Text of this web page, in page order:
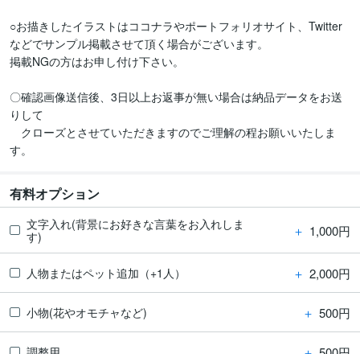
○お描きしたイラストはココナラやポートフォリオサイト、Twitter
などでサンプル掲載させて頂く場合がございます。
掲載NGの方はお申し付け下さい。
〇確認画像送信後、3日以上お返事が無い場合は納品データをお送
りして
クローズとさせていただきますのでご理解の程お願いいたしま
有料オプション
文字入れ(背景にお好きな言葉をお入れしま
す)
＋ 1,000円
人物またはペット追加（+1人） ＋ 2,000円
小物(花やオモチャなど) ＋ 500円